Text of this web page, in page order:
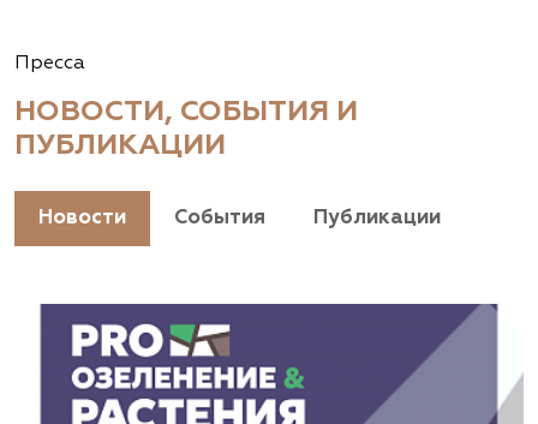
Пресса
НОВОСТИ, СОБЫТИЯ И
ПУБЛИКАЦИИ
Новости События Публикации